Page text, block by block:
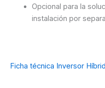
Opcional para la
instalación por
Ficha técnica Inversor